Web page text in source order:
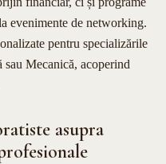
evenimente de networking.
pentru specializările
Mecanică, acoperind
asupra